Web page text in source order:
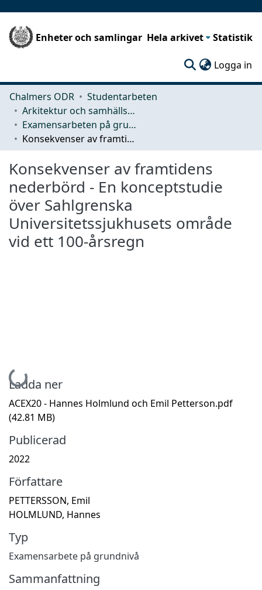
Enheter och samlingar Hela arkivet Statistik
Logga in
Chalmers ODR
Studentarbeten
Arkitektur och samhällsbyggnadsteknik (ACE)
Examensarbeten på grundnivå
Konsekvenser av framtidens nederbörd - En konceptstudie över Sahlgrenska Universitetssjukhusets område vid ett 100-årsregn
Konsekvenser av framtidens
nederbörd - En konceptstudie
över Sahlgrenska
Universitetssjukhusets område
vid ett 100-årsregn
Hämtar...
Ladda ner
ACEX20 - Hannes Holmlund och Emil Petterson.pdf
(42.81 MB)
Publicerad
2022
Författare
PETTERSSON, Emil
HOLMLUND, Hannes
Typ
Examensarbete på grundnivå
Sammanfattning